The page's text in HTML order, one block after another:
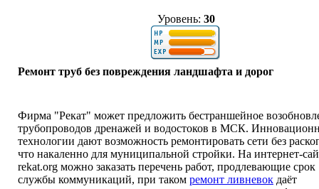
Уровень: 30
Ремонт труб без повреждения ландшафта и дорог
Фирма "Рекат" может предложить бестраншейное
трубопроводов дренажей и водостоков в МСК.
технологии дают возможность ремонтировать сети без
что накаленно для муниципальной стройки. На интернет-
rekat.org можно заказать перечень работ, продлевающие срок
службы коммуникаций, при таком ремонт ливневок даёт